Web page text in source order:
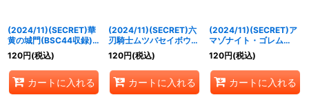
(2024/11)(SECRET)華
黄の城門(BSC44収録)
【C-SEC】{BS49-
RV008}《黄》
120円(税込)
カートに入れる
(2024/11)(SECRET)六
刃騎士ムツバセイボウ・
A(BSC44収録)【C-
SEC】{BS50-032}
《緑》
120円(税込)
カートに入れる
(2024/11)(SECRET)ア
マゾナイト・ゴレム
(BSC44収録)【R-
SEC】{BS50-063}
《青》
120円(税込)
カートに入れる